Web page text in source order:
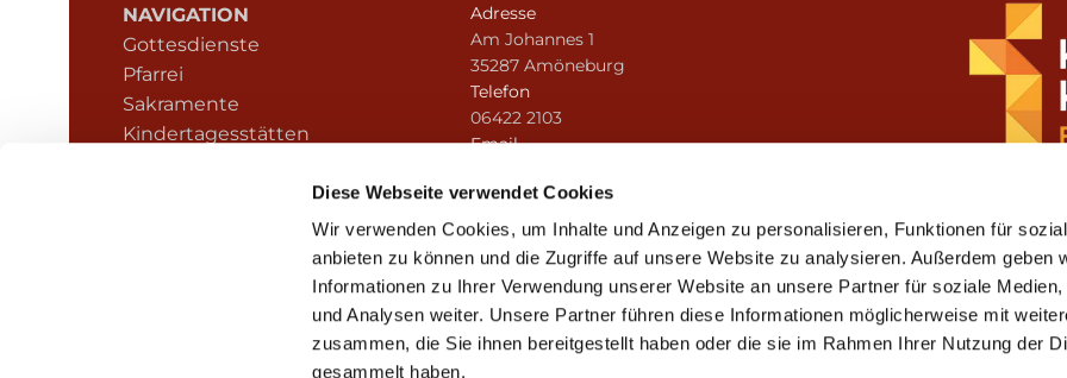
Diese Webseite verwendet Cookies
Wir verwenden Cookies, um Inhalte und Anzeigen zu personalisieren, Funktionen für
anbieten zu können und die Zugriffe auf unsere Website zu analysieren. Außerdem geben
Informationen zu Ihrer Verwendung unserer Website an unsere Partner für soziale Medien,
und Analysen weiter. Unsere Partner führen diese Informationen möglicherweise mit
zusammen, die Sie ihnen bereitgestellt haben oder die sie im Rahmen Ihrer Nutzung der
gesammelt haben.
NAVIGATION
Gottesdienste
Pfarrei
Sakramente
Kindertagesstätten
Hinweisgeberschutz
Adresse
Am Johannes 1
35287 Amöneburg
Telefon
06422 2103
Email
Impressum Datenschutzerklärung ChurchDesk-